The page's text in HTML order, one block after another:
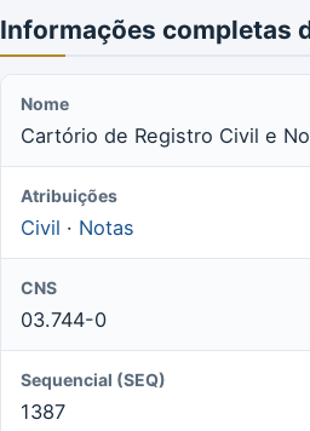
Informações completas
Nome
Cartório de Registro Civil e
Atribuições
Civil · Notas
CNS
03.744-0
Sequencial (SEQ)
1387